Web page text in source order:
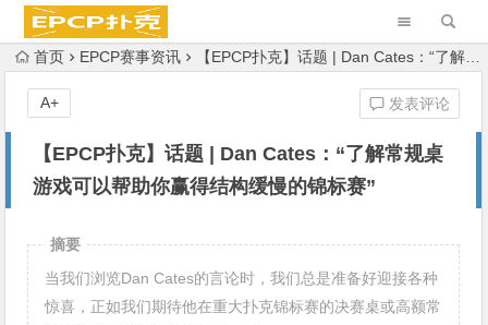
首页 EPCP赛事资讯 【EPCP扑克】话题 | Dan Cates：“了解常规桌游戏可以帮助你赢得结构缓慢的锦标赛”
【EPCP扑克】话题 | Dan Cates：“了解常规桌
游戏可以帮助你赢得结构缓慢的锦标赛”
发表评论
A+
摘要
当我们浏览Dan Cates的言论时，我们总是准备好迎接各种
惊喜，正如我们期待他在重大扑克锦标赛的决赛桌或高额常